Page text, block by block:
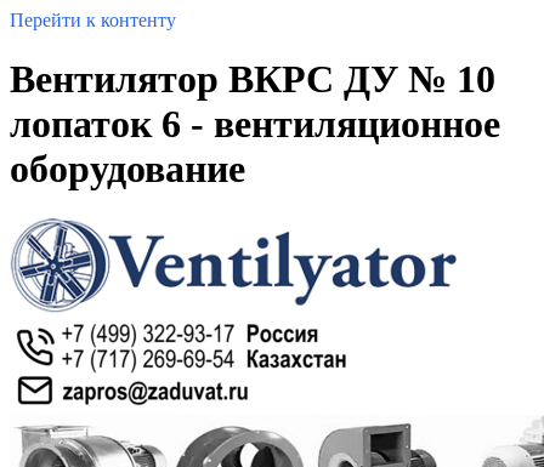
Перейти к контенту
Вентилятор ВКРС ДУ № 10
лопаток 6 - вентиляционное
оборудование